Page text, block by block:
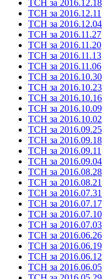
ТСН за 2016.12.18
ТСН за 2016.12.11
ТСН за 2016.12.04
ТСН за 2016.11.27
ТСН за 2016.11.20
ТСН за 2016.11.13
ТСН за 2016.11.06
ТСН за 2016.10.30
ТСН за 2016.10.23
ТСН за 2016.10.16
ТСН за 2016.10.09
ТСН за 2016.10.02
ТСН за 2016.09.25
ТСН за 2016.09.18
ТСН за 2016.09.11
ТСН за 2016.09.04
ТСН за 2016.08.28
ТСН за 2016.08.21
ТСН за 2016.07.31
ТСН за 2016.07.17
ТСН за 2016.07.10
ТСН за 2016.07.03
ТСН за 2016.06.26
ТСН за 2016.06.19
ТСН за 2016.06.12
ТСН за 2016.06.05